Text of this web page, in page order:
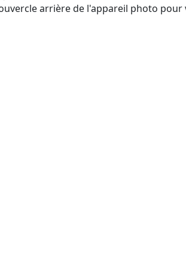
arrière de l'appareil photo pour